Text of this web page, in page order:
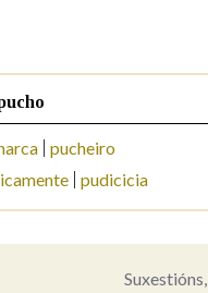
a
BUSCA LIMPAR
pucheiro
pudicicia